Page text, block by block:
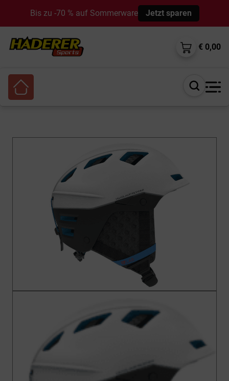
Bis zu -70 % auf Sommerware Jetzt sparen
€ 0,00
Suche